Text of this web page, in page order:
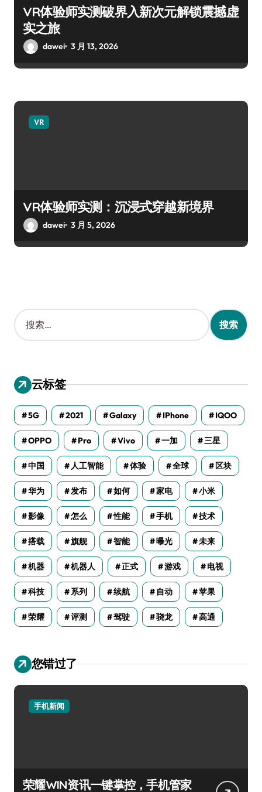
VR体验师实测破界入新次元解锁震撼虚
实之旅
dawei 3 月 13, 2026
VR
VR体验师实测：沉浸式穿越新境界
dawei 3 月 5, 2026
搜
索
：
云标签
5G 2021 Galaxy IPhone IQOO
OPPO Pro Vivo 一加 三星
中国 人工智能 体验 全球 区块
华为 发布 如何 家电 小米
影像 怎么 性能 手机 技术
搭载 旗舰 智能 曝光 未来
机器 机器人 正式 游戏 电视
科技 系列 续航 自动 苹果
荣耀 评测 驾驶 骁龙 高通
您错过了
手机新闻
荣耀WIN资讯一键掌控，手机管家